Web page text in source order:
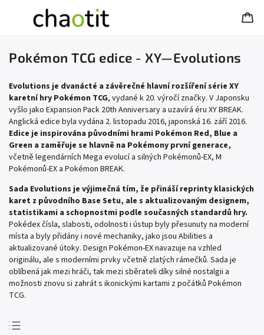
Pokémon TCG edice - XY—Evolutions
Evolutions je dvanácté a závěrečné hlavní rozšíření série XY
karetní hry Pokémon TCG, vydané k 20. výročí značky. V Japonsku
vyšlo jako Expansion Pack 20th Anniversary a uzavírá éru XY BREAK.
Anglická edice byla vydána 2. listopadu 2016, japonská 16. září 2016.
Edice je inspirována původními hrami Pokémon Red, Blue a
Green a zaměřuje se hlavně na Pokémony první generace,
včetně legendárních Mega evolucí a silných Pokémonů-EX, M
Pokémonů-EX a Pokémon BREAK.
Sada Evolutions je výjimečná tím, že přináší reprinty klasických
karet z původního Base Setu, ale s aktualizovaným designem,
statistikami a schopnostmi podle současných standardů hry.
Pokédex čísla, slabosti, odolnosti i ústup byly přesunuty na moderní
místa a byly přidány i nové mechaniky, jako jsou Abilities a
aktualizované útoky. Design Pokémon-EX navazuje na vzhled
originálu, ale s moderními prvky včetně zlatých rámečků. Sada je
oblíbená jak mezi hráči, tak mezi sběrateli díky silné nostalgii a
možnosti znovu si zahrát s ikonickými kartami z počátků Pokémon
TCG.